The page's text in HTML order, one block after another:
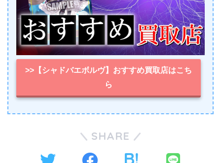
>>【シャドバエボルヴ】おすすめ買取店はこち
ら
SHARE